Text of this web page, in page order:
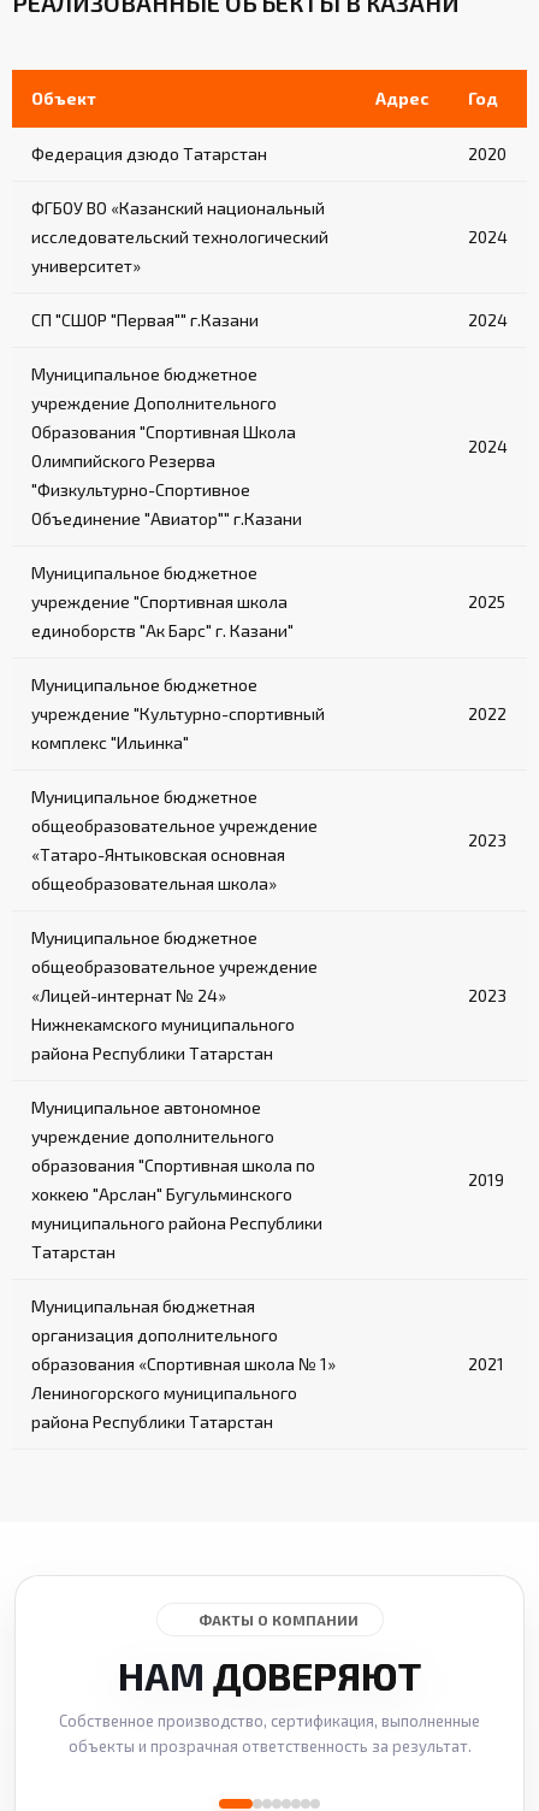
Объект Адрес Год
Федерация дзюдо Татарстан 2020
ФГБОУ ВО «Казанский национальный
исследовательский технологический
университет»
2024
СП "СШОР "Первая"" г.Казани 2024
Муниципальное бюджетное
учреждение Дополнительного
Образования "Спортивная Школа
Олимпийского Резерва
"Физкультурно-Спортивное
Объединение "Авиатор"" г.Казани
2024
Муниципальное бюджетное
учреждение "Спортивная школа
единоборств "Ак Барс" г. Казани"
2025
Муниципальное бюджетное
учреждение "Культурно-спортивный
комплекс "Ильинка"
2022
Муниципальное бюджетное
общеобразовательное учреждение
«Татаро-Янтыковская основная
общеобразовательная школа»
2023
Муниципальное бюджетное
общеобразовательное учреждение
«Лицей-интернат № 24»
Нижнекамского муниципального
района Республики Татарстан
2023
Муниципальное автономное
учреждение дополнительного
образования "Спортивная школа по
хоккею "Арслан" Бугульминского
муниципального района Республики
Татарстан
2019
Муниципальная бюджетная
организация дополнительного
образования «Спортивная школа № 1»
Лениногорского муниципального
района Республики Татарстан
2021
ФАКТЫ О КОМПАНИИ
НАМ ДОВЕРЯЮТ
Собственное производство, сертификация, выполненные
объекты и прозрачная ответственность за результат.